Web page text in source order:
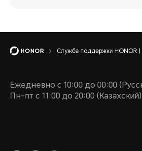
Служба поддержки HONOR
Ежедневно с 10:00 до 00:00
Пн-пт с 11:00 до 20:00 (Казахский)